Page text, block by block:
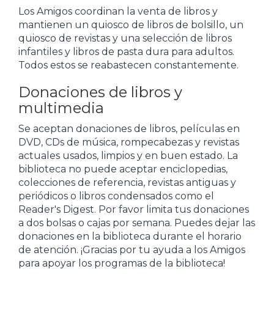
Los Amigos coordinan la venta de libros y
mantienen un quiosco de libros de bolsillo, un
quiosco de revistas y una selección de libros
infantiles y libros de pasta dura para adultos.
Todos estos se reabastecen constantemente.
Donaciones de libros y
multimedia
Se aceptan donaciones de libros, películas en
DVD, CDs de música, rompecabezas y revistas
actuales usados, limpios y en buen estado. La
biblioteca no puede aceptar enciclopedias,
colecciones de referencia, revistas antiguas y
periódicos o libros condensados como el
Reader's Digest. Por favor limita tus donaciones
a dos bolsas o cajas por semana. Puedes dejar las
donaciones en la biblioteca durante el horario
de atención. ¡Gracias por tu ayuda a los Amigos
para apoyar los programas de la biblioteca!